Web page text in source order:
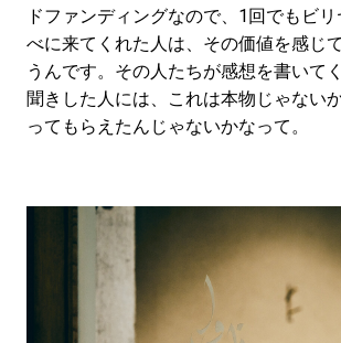
ドファンディングなので、1回でもビ
べに来てくれた人は、その価値を感じ
うんです。その人たちが感想を書いて
聞きした人には、これは本物じゃない
ってもらえたんじゃないかなって。